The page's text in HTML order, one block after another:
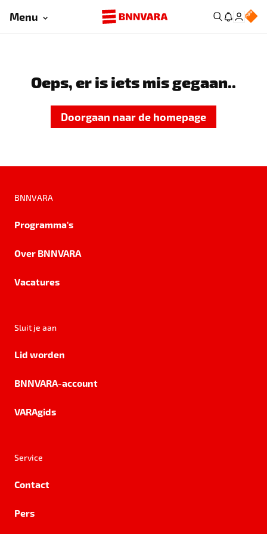
Menu
Oeps, er is iets mis gegaan..
Doorgaan naar de homepage
BNNVARA
Programma's
Over BNNVARA
Vacatures
Sluit je aan
Lid worden
BNNVARA-account
VARAgids
Service
Contact
Pers